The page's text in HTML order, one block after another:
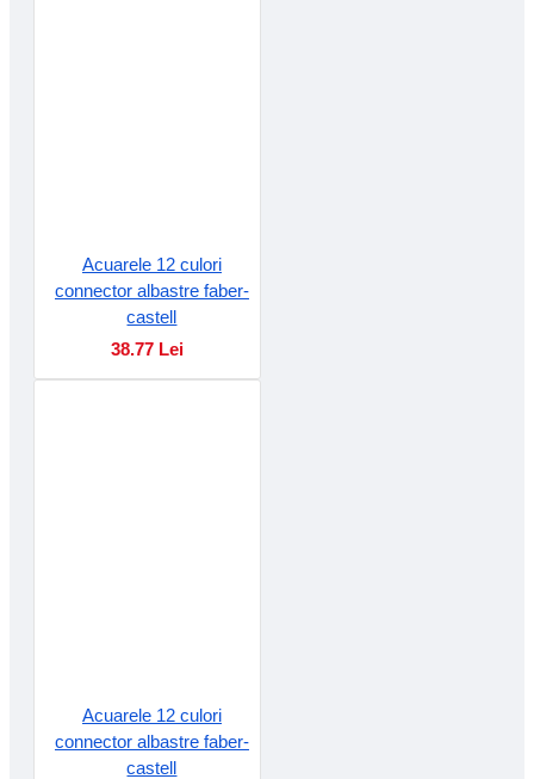
Acuarele 12 culori
connector albastre faber-
castell
38.77 Lei
Acuarele 12 culori
connector albastre faber-
castell